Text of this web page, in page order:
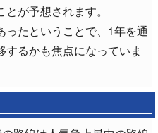
が予想されます。
ったということで、1年を通
するかも焦点になっていま